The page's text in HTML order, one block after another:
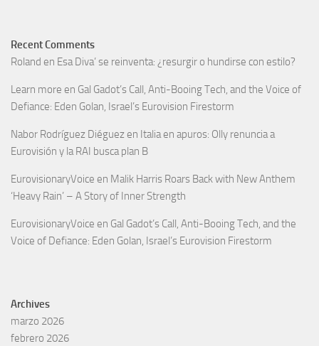
Recent Comments
Roland en Esa Diva’ se reinventa: ¿resurgir o hundirse con estilo?
Learn more en Gal Gadot’s Call, Anti-Booing Tech, and the Voice of
Defiance: Eden Golan, Israel’s Eurovision Firestorm
Nabor Rodríguez Diéguez en Italia en apuros: Olly renuncia a
Eurovisión y la RAI busca plan B
EurovisionaryVoice en Malik Harris Roars Back with New Anthem
‘Heavy Rain’ – A Story of Inner Strength
EurovisionaryVoice en Gal Gadot’s Call, Anti-Booing Tech, and the
Voice of Defiance: Eden Golan, Israel’s Eurovision Firestorm
Archives
marzo 2026
febrero 2026